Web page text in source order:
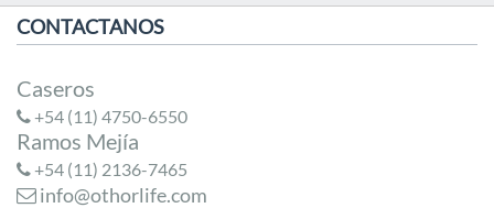
CONTACTANOS
Caseros
+54 (11) 4750-6550
Ramos Mejía
+54 (11) 2136-7465
info@othorlife.com